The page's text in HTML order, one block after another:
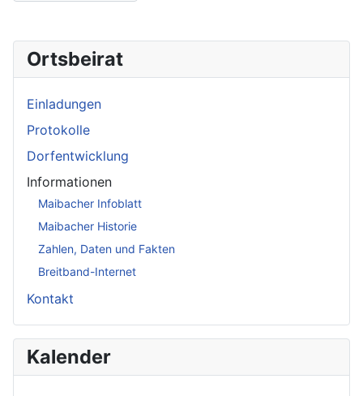
Ortsbeirat
Einladungen
Protokolle
Dorfentwicklung
Informationen
Maibacher Infoblatt
Maibacher Historie
Zahlen, Daten und Fakten
Breitband-Internet
Kontakt
Kalender